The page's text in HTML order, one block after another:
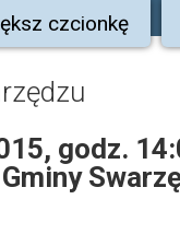
czcionkę
godz.